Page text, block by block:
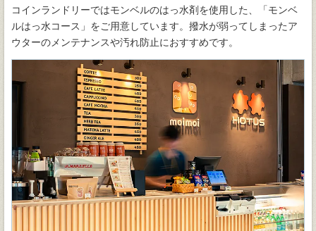
コインランドリーではモンベルのはっ水剤を使用した、「モンベ
ルはっ水コース」をご用意しています。撥水が弱ってしまったア
ウターのメンテナンスや汚れ防止におすすめです。